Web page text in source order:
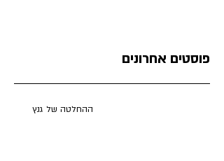
פוסטים אחרונים
ההחלטה של גנץ